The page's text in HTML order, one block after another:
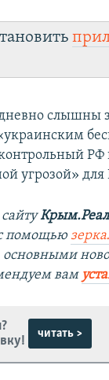
слышны
РФ
угрозой»
сайту
помощью
основными
вам
читать >